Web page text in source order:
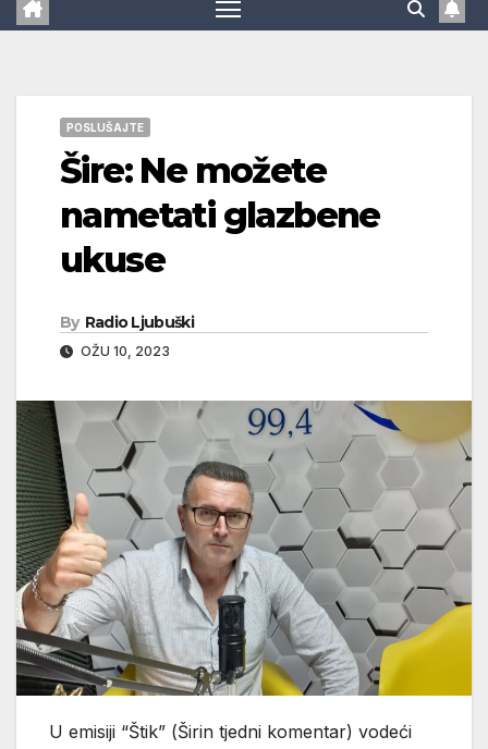
POSLUŠAJTE
Šire: Ne možete
nametati glazbene
ukuse
By Radio Ljubuški
OŽU 10, 2023
U emisiji “Štik” (Širin tjedni komentar) vodeći